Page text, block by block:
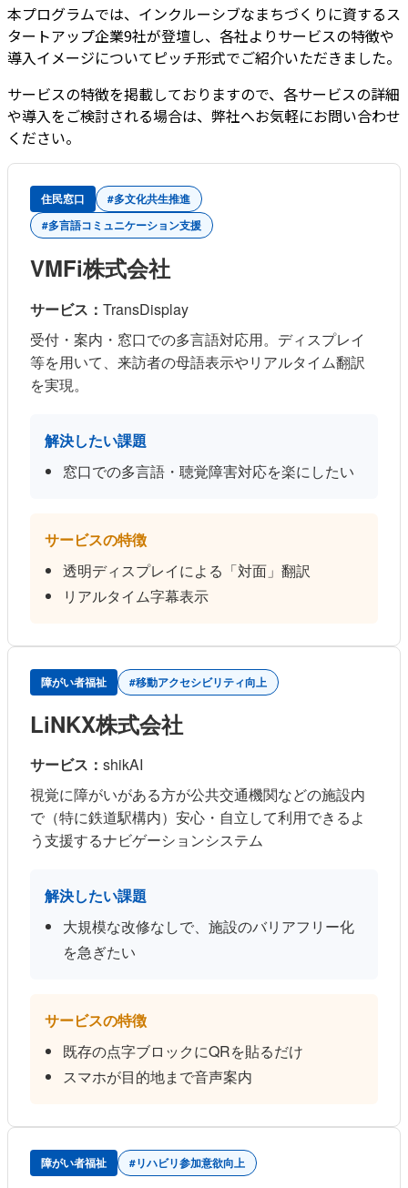
本プログラムでは、インクルーシブなまちづくりに資するス
タートアップ企業9社が登壇し、各社よりサービスの特徴や
導入イメージについてピッチ形式でご紹介いただきました。
サービスの特徴を掲載しておりますので、各サービスの詳細
や導入をご検討される場合は、弊社へお気軽にお問い合わせ
ください。
住民窓口
#多文化共生推進
#多言語コミュニケーション支援
VMFi株式会社
サービス： TransDisplay
受付・案内・窓口での多言語対応用。ディスプレイ
等を用いて、来訪者の母語表示やリアルタイム翻訳
を実現。
解決したい課題
窓口での多言語・聴覚障害対応を楽にしたい
サービスの特徴
透明ディスプレイによる「対面」翻訳
リアルタイム字幕表示
障がい者福祉 #移動アクセシビリティ向上
LiNKX株式会社
サービス： shikAI
視覚に障がいがある方が公共交通機関などの施設内
で（特に鉄道駅構内）安心・自立して利用できるよ
う支援するナビゲーションシステム
解決したい課題
大規模な改修なしで、施設のバリアフリー化
を急ぎたい
サービスの特徴
既存の点字ブロックにQRを貼るだけ
スマホが目的地まで音声案内
障がい者福祉 #リハビリ参加意欲向上